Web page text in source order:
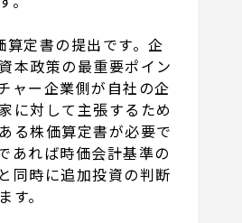
定書の提出です。企
本政策の最重要ポイン
ャー企業側が自社の企
に対して主張するため
る株価算定書が必要で
あれば時価会計基準の
同時に追加投資の判断
す。